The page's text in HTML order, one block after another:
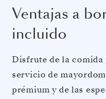
Ventajas a
incluido
Disfrute de la comida
servicio de
prémium y de las